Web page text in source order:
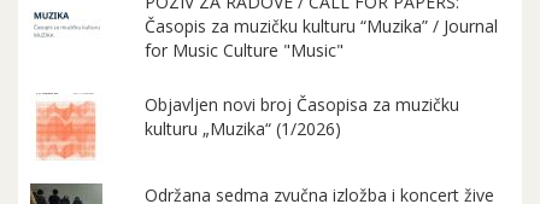
Časopis za muzičku kulturu “Muzika” / Journal
for Music Culture "Music"
Objavljen novi broj Časopisa za muzičku
kulturu „Muzika“ (1/2026)
Održana sedma zvučna izložba i koncert žive